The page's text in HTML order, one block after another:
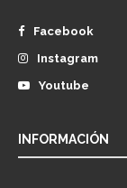
Facebook
Instagram
Youtube
INFORMACIÓN